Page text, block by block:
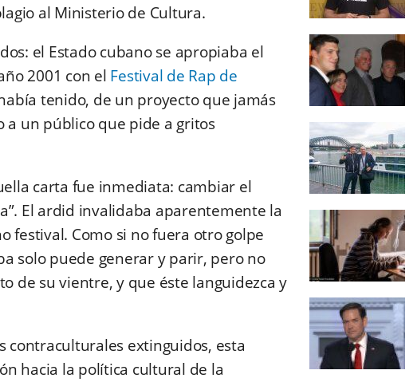
al Ministerio de Cultura.
el Estado cubano se apropiaba el
2001 con el Festival de Rap de
tenido, de un proyecto que jamás
un público que pide a gritos
carta fue inmediata: cambiar el
El ardid invalidaba aparentemente la
festival. Como si no fuera otro golpe
solo puede generar y parir, pero no
de su vientre, y que éste languidezca y
contraculturales extinguidos, esta
hacia la política cultural de la